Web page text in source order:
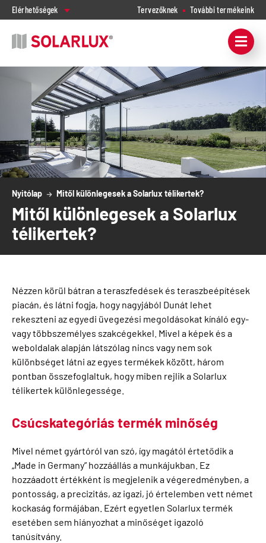
Elérhetőségek Tervezőknek További termékeink
Nyitólap Mitől különlegesek a Solarlux télikertek?
Mitől különlegesek a Solarlux
télikertek?
Nézzen körül bátran a teraszfedések és teraszbeépítések
piacán, és látni fogja, hogy nagyjából Dunát lehet
rekeszteni az egyedi üvegezési megoldásokat kínáló egy-
vagy többszemélyes szakcégekkel. Mivel a képek és a
weboldalak alapján látszólag nincs vagy nem sok
különbséget látni az egyes termékek között, három
pontban összefoglaltuk, hogy miben rejlik a Solarlux
télikertek különlegessége.
Csúcskategóriás termék minőség
Mivel német gyártóról van szó, így magától értetődik a
„Made in Germany” hozzáállás a munkájukban. Ez
hozzáadott értékként is megjelenik a végeredményben, a
pontosság, a precizitás, az igazi, jó értelemben vett német
kockaság formájában. Ezért egyetlen Solarlux termék
esetében sem hiányozhat a minőséget igazoló
tanúsítvány.